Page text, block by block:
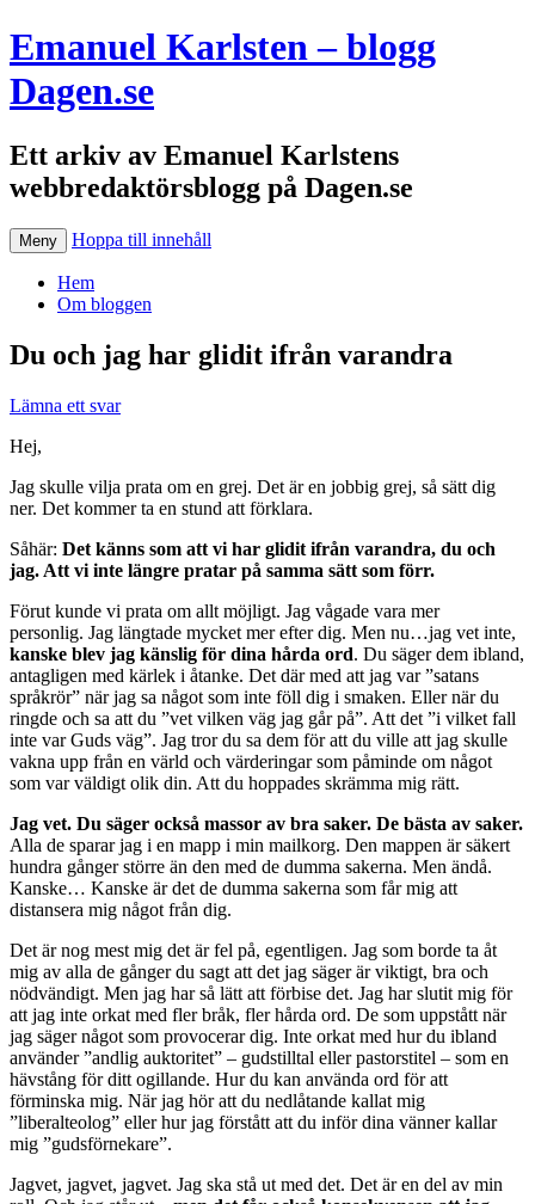
Emanuel Karlsten – blogg
Dagen.se
Ett arkiv av Emanuel Karlstens
webbredaktörsblogg på Dagen.se
Meny Hoppa till innehåll
Hem
Om bloggen
Du och jag har glidit ifrån varandra
Lämna ett svar
Hej,
Jag skulle vilja prata om en grej. Det är en jobbig grej, så sätt dig
ner. Det kommer ta en stund att förklara.
Såhär: Det känns som att vi har glidit ifrån varandra, du och
jag. Att vi inte längre pratar på samma sätt som förr.
Förut kunde vi prata om allt möjligt. Jag vågade vara mer
personlig. Jag längtade mycket mer efter dig. Men nu…jag vet inte,
kanske blev jag känslig för dina hårda ord. Du säger dem ibland,
antagligen med kärlek i åtanke. Det där med att jag var ”satans
språkrör” när jag sa något som inte föll dig i smaken. Eller när du
ringde och sa att du ”vet vilken väg jag går på”. Att det ”i vilket fall
inte var Guds väg”. Jag tror du sa dem för att du ville att jag skulle
vakna upp från en värld och värderingar som påminde om något
som var väldigt olik din. Att du hoppades skrämma mig rätt.
Jag vet. Du säger också massor av bra saker. De bästa av saker.
Alla de sparar jag i en mapp i min mailkorg. Den mappen är säkert
hundra gånger större än den med de dumma sakerna. Men ändå.
Kanske… Kanske är det de dumma sakerna som får mig att
distansera mig något från dig.
Det är nog mest mig det är fel på, egentligen. Jag som borde ta åt
mig av alla de gånger du sagt att det jag säger är viktigt, bra och
nödvändigt. Men jag har så lätt att förbise det. Jag har slutit mig för
att jag inte orkat med fler bråk, fler hårda ord. De som uppstått när
jag säger något som provocerar dig. Inte orkat med hur du ibland
använder ”andlig auktoritet” – gudstilltal eller pastorstitel – som en
hävstång för ditt ogillande. Hur du kan använda ord för att
förminska mig. När jag hör att du nedlåtande kallat mig
”liberalteolog” eller hur jag förstått att du inför dina vänner kallar
mig ”gudsförnekare”.
Jagvet, jagvet, jagvet. Jag ska stå ut med det. Det är en del av min